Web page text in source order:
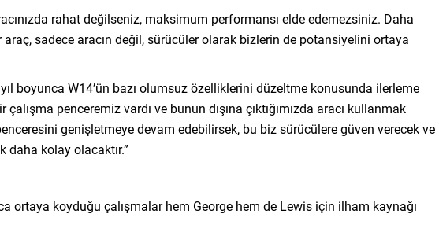
rahat değilseniz, maksimum performansı elde edemezsiniz. Daha
sadece aracın değil, sürücüler olarak bizlerin de potansiyelini ortaya
yıl boyunca W14’ün bazı olumsuz özelliklerini düzeltme konusunda ilerleme
penceremiz vardı ve bunun dışına çıktığımızda aracı kullanmak
genişletmeye devam edebilirsek, bu biz sürücülere güven verecek ve
daha kolay olacaktır.”
ortaya koyduğu çalışmalar hem George hem de Lewis için ilham kaynağı